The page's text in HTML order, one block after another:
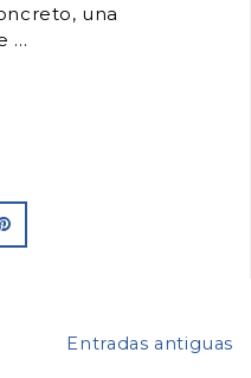
una
Entradas antiguas